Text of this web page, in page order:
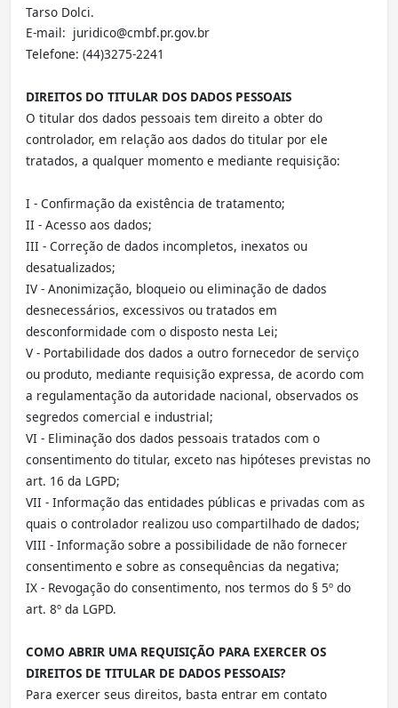
Tarso Dolci.
E-mail: juridico@cmbf.pr.gov.br
Telefone: (44)3275-2241
DIREITOS DO TITULAR DOS DADOS PESSOAIS
O titular dos dados pessoais tem direito a obter do
controlador, em relação aos dados do titular por ele
tratados, a qualquer momento e mediante requisição:
I - Confirmação da existência de tratamento;
II - Acesso aos dados;
III - Correção de dados incompletos, inexatos ou
desatualizados;
IV - Anonimização, bloqueio ou eliminação de dados
desnecessários, excessivos ou tratados em
desconformidade com o disposto nesta Lei;
V - Portabilidade dos dados a outro fornecedor de serviço
ou produto, mediante requisição expressa, de acordo com
a regulamentação da autoridade nacional, observados os
segredos comercial e industrial;
VI - Eliminação dos dados pessoais tratados com o
consentimento do titular, exceto nas hipóteses previstas no
art. 16 da LGPD;
VII - Informação das entidades públicas e privadas com as
quais o controlador realizou uso compartilhado de dados;
VIII - Informação sobre a possibilidade de não fornecer
consentimento e sobre as consequências da negativa;
IX - Revogação do consentimento, nos termos do § 5º do
art. 8º da LGPD.
COMO ABRIR UMA REQUISIÇÃO PARA EXERCER OS
DIREITOS DE TITULAR DE DADOS PESSOAIS?
Para exercer seus direitos, basta entrar em contato